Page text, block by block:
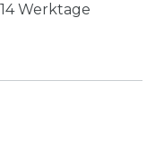
Werktage